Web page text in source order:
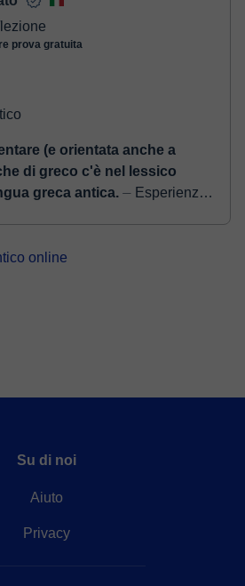
prova gratuita
(e orientata anche a
di greco c'è nel lessico
greca antica. ⏤ Esperienze
Adulti. insegnamento privato. ...
online
Su di noi
Aiuto
Privacy